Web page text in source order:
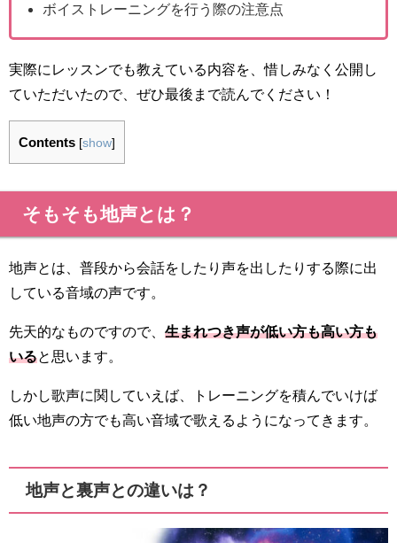
ボイストレーニングを行う際の注意点
実際にレッスンでも教えている内容を、惜しみなく公開し
ていただいたので、ぜひ最後まで読んでください！
Contents [show]
そもそも地声とは？
地声とは、普段から会話をしたり声を出したりする際に出
している音域の声です。
先天的なものですので、 生まれつき声が低い方も高い方も
いると思います。
しかし歌声に関していえば、トレーニングを積んでいけば
低い地声の方でも高い音域で歌えるようになってきます。
地声と裏声との違いは？